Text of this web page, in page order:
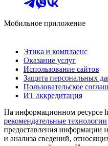
Мобильное приложение
Этика и комплаенс
Оказание услуг
Использование сайтов
Защита персональных
Пользовательское
ИТ аккредитация
На информационном ресурсе
рекомендательные технологии
предоставления информации
и анализа сведений,